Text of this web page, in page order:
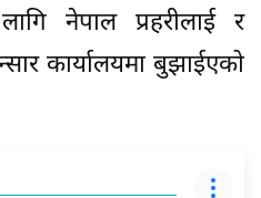
नेपाल प्रहरीलाई र
कार्यालयमा बुझाईएको